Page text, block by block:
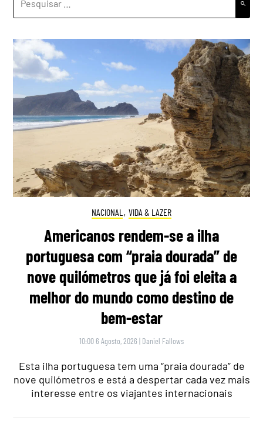
NACIONAL , VIDA & LAZER
Americanos rendem-se a ilha
portuguesa com “praia dourada” de
nove quilómetros que já foi eleita a
melhor do mundo como destino de
bem-estar
10:00 6 Agosto, 2026 | Daniel Fallows
Esta ilha portuguesa tem uma “praia dourada” de
nove quilómetros e está a despertar cada vez mais
interesse entre os viajantes internacionais